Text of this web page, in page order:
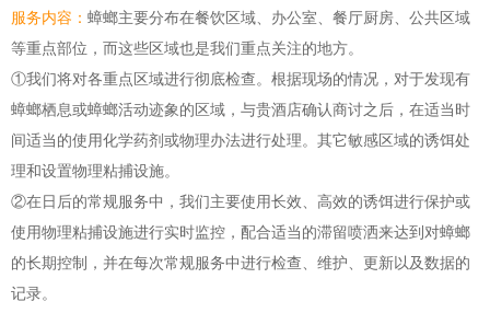
服务内容： 蟑螂主要分布在餐饮区域、办公室、餐厅厨房、公共区域
等重点部位，而这些区域也是我们重点关注的地方。
①我们将对各重点区域进行彻底检查。根据现场的情况，对于发现有
蟑螂栖息或蟑螂活动迹象的区域，与贵酒店确认商讨之后，在适当时
间适当的使用化学药剂或物理办法进行处理。其它敏感区域的诱饵处
理和设置物理粘捕设施。
②在日后的常规服务中，我们主要使用长效、高效的诱饵进行保护或
使用物理粘捕设施进行实时监控，配合适当的滞留喷洒来达到对蟑螂
的长期控制 ，并在每次常规服务中进行检查、维护、更新以及数据的
记录。